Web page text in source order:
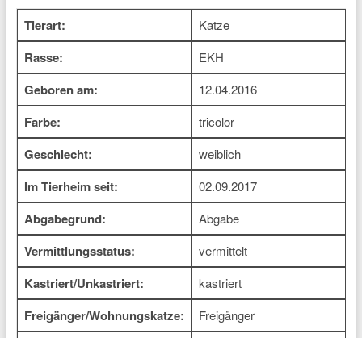
Tierart: Katze
Rasse: EKH
Geboren am: 12.04.2016
Farbe: tricolor
Geschlecht: weiblich
Im Tierheim seit: 02.09.2017
Abgabegrund: Abgabe
Vermittlungsstatus: vermittelt
Kastriert/Unkastriert: kastriert
Freigänger/Wohnungskatze: Freigänger